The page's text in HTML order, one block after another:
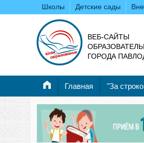
Школы Детские сады
ВЕБ-САЙТЫ
ГОРОДА
Главная "За